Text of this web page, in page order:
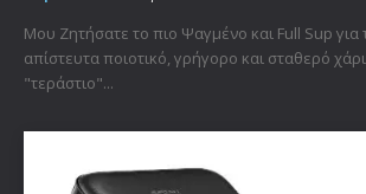
Μου Ζητήσατε το πιο Ψαγμένο και Full Sup για
απίστευτα ποιοτικό, γρήγορο και σταθερό
"τεράστιο"...